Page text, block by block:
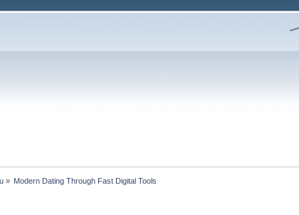
» Modern Dating Through Fast Digital Tools